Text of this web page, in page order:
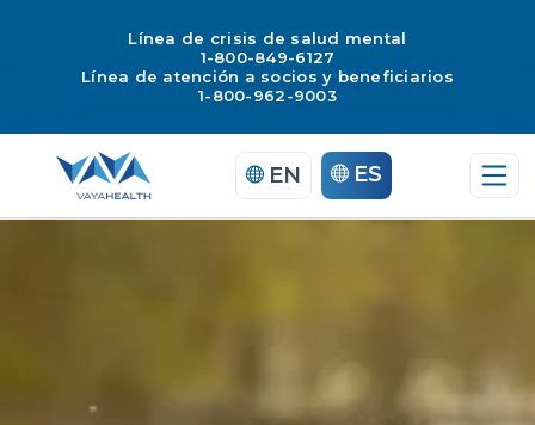
Línea de crisis de salud mental
1-800-849-6127
Línea de atención a socios y beneficiarios
1-800-962-9003
contenido
EN ES